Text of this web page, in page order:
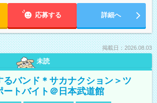
応募する 詳細へ
掲載日：2026.08.03
未読
るバンド＊サカナクション＞ツ
ートバイト＠日本武道館